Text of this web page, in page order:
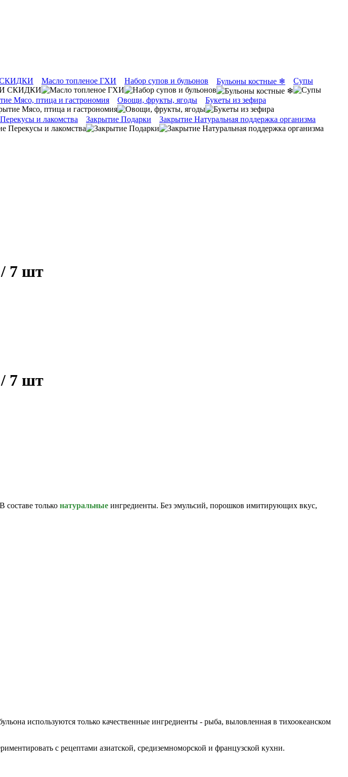
Масло топленое ГХИ Набор супов и бульонов Бульоны костные ❄ Супы
Мясо, птица и гастрономия Овощи, фрукты, ягоды Букеты из зефира
и лакомства Закрытие Подарки Закрытие Натуральная поддержка организма
7 шт
7 шт
составе только натуральные ингредиенты. Без эмульсий, порошков имитирующих вкус,
используются только качественные ингредиенты - рыба, выловленная в тихоокеанском
с рецептами азиатской, средиземноморской и французской кухни.